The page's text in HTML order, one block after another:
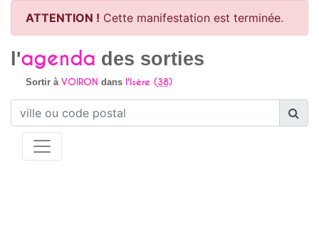
ATTENTION ! Cette manifestation est terminée.
l'agenda des sorties
Sortir à VOIRON dans l'Isère (38)